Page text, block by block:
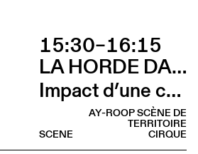
15:30–16:15
LA HORDE DANS LES PAVÉS
Impact d’une course [Cleunay]
AY-ROOP SCÈNE DE
TERRITOIRE
CIRQUE
SCENE